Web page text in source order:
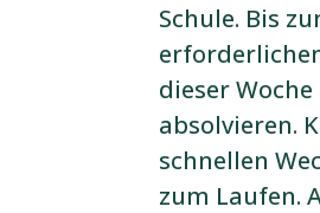
Schule. Bis
dieser
absolvieren.
schnellen
zum Laufen.